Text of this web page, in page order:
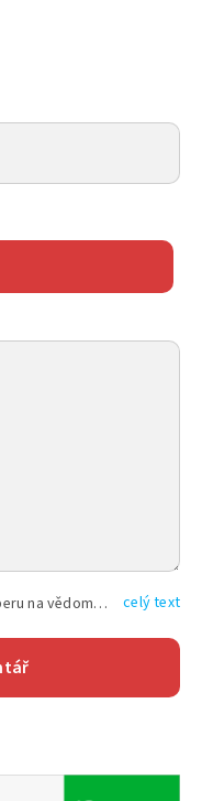
Vyplněním shora uvedených údajů beru na vědomí, že společnost TEXT FACTORY s.r.o., sídlem Brno, Durďákova 336/29, Černá Pole, PSČ: 613 00, IČ: 06157831, zapsané u Krajského soudu v Brně, oddíl C, vložka 100399, bude zpracovávat mé osobní údaje uvedené v rámci mnou vyplněného registračního formuláře na základě oprávněných zájmů TEXT FACTORY s.r.o. dle čl. 6 odst. 1 písm. f) GDPR a pro splnění právních povinností (čl. 6 odst. 1 písm. c) GDPR), a to pro tyto účely: nezbytnost zajistit oprávnění návštěvníka webových stránek provozovaných společností TEXT FACTORY s.r.o. přispívat aktivně ke zveřejněným článkům nebo v rámci diskusních fór a výkon práv TEXT FACTORY s.r.o. jako administrátora těchto diskusních fór. Více informací o zpracování osobních údajů a právech lze nalézt v celý text